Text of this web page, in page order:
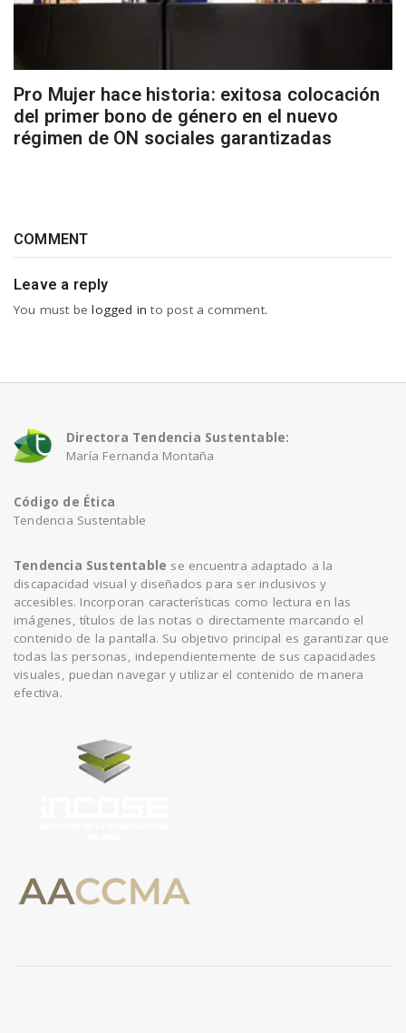
Pro Mujer hace historia: exitosa colocación
del primer bono de género en el nuevo
régimen de ON sociales garantizadas
COMMENT
Leave a reply
You must belogged in to post a comment.
Directora Tendencia Sustentable:
María Fernanda Montaña
Código de Ética
Tendencia Sustentable
Tendencia Sustentable se encuentra adaptado a la
discapacidad visual y diseñados para ser inclusivos y
accesibles. Incorporan características como lectura en las
imágenes, títulos de las notas o directamente marcando el
contenido de la pantalla. Su objetivo principal es garantizar que
todas las personas, independientemente de sus capacidades
visuales, puedan navegar y utilizar el contenido de manera
efectiva.